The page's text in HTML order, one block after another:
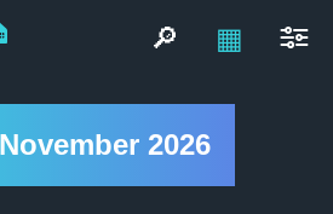
2026
🔎 ▦